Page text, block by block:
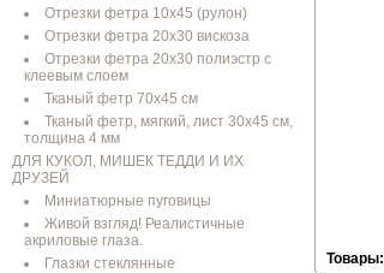
Отрезки фетра 10х45 (рулон)
Отрезки фетра 20х30 вискоза
Отрезки фетра 20х30 полиэстр с
клеевым слоем
Тканый фетр 70х45 см
Тканый фетр, мягкий, лист 30х45 см,
толщина 4 мм
ДЛЯ КУКОЛ, МИШЕК ТЕДДИ И ИХ
ДРУЗЕЙ
Миниатюрные пуговицы
Живой взгляд! Реалистичные
акриловые глаза.
Глазки стеклянные
Товары: